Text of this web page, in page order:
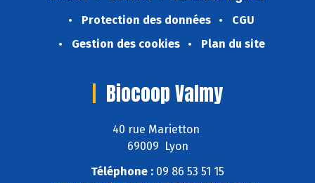
Protection des données
CGU
Gestion des cookies
Plan du site
Biocoop Valmy
40 rue Marietton
69009 Lyon
Téléphone : 09 86 53 51 15